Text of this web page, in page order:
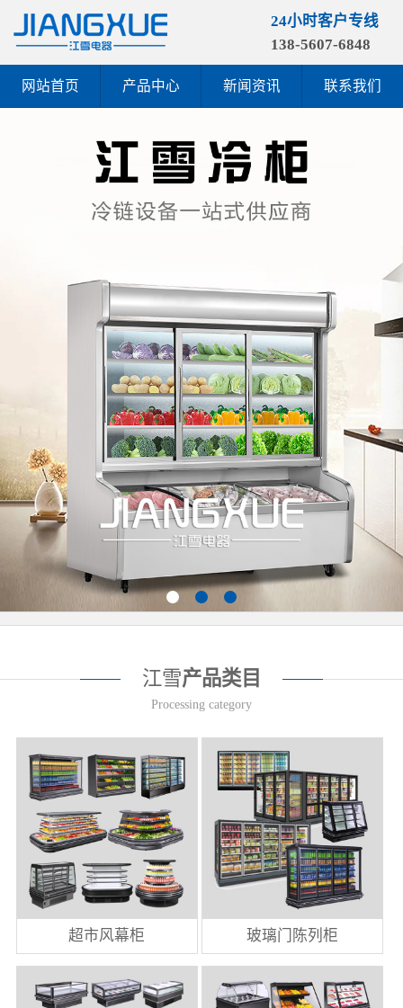
24小时客户专线
138-5607-6848
网站首页 产品中心 新闻资讯 联系我们
江雪产品类目
Processing category
超市风幕柜 玻璃门陈列柜